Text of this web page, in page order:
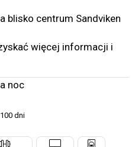
blisko centrum Sandviken
więcej informacji i
noc
dni